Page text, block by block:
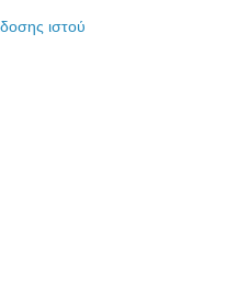
ιστού